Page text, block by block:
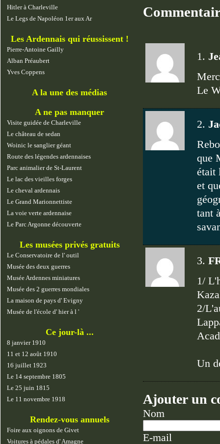
Hitler à Charleville
Le Legs de Napoléon 1er aux Ar
Les Ardennais qui réussissent !
Pierre-Antoine Gailly
Alban Préaubert
Yves Coppens
A la une des médias
A ne pas manquer
Visite guidée de Charleville
Le château de sedan
Woinic le sanglier géant
Route des légendes ardennaises
Parc animalier de St-Laurent
Le lac des vieilles forges
Le cheval ardennais
Le Grand Marionnettiste
La voie verte ardennaise
Le Parc Argonne découverte
Les musées privés gratuits
Le Conservatoire de l' outil
Musée des deux guerres
Musée Ardennes miniatures
Musée des 2 guerres mondiales
La maison de pays d' Evigny
Musée de l'école d' hier à l '
Ce jour-là ...
8 janvier 1910
11 et 12 août 1910
16 juillet 1923
Le 14 septembre 1805
Le 25 juin 1815
Le 11 novembre 1918
Rendez-vous annuels
Foire aux oignons de Givet
Voitures à pédales d' Amagne
1.
Le
2.
que
était
et
tant
3.
1/
2/
Un
Ajouter un
Nom
E-mail